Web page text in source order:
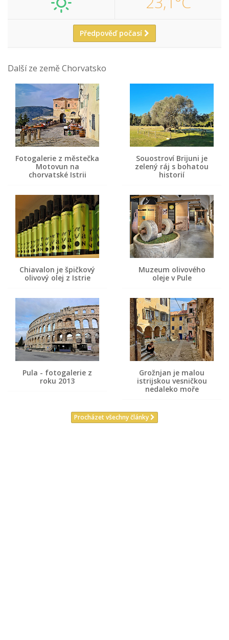
Předpověď počasí
Další ze země Chorvatsko
Fotogalerie z městečka
Motovun na
chorvatské Istrii
Souostroví Brijuni je
zelený ráj s bohatou
historií
Chiavalon je špičkový
olivový olej z Istrie
Muzeum olivového
oleje v Pule
Pula - fotogalerie z
roku 2013
Grožnjan je malou
istrijskou vesničkou
nedaleko moře
Procházet všechny články